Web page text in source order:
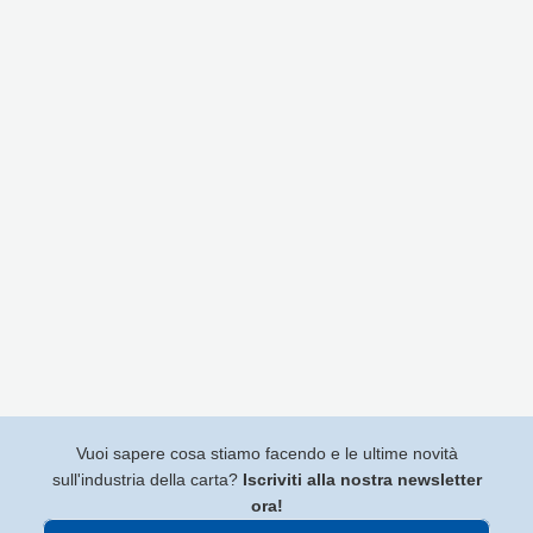
Vuoi sapere cosa stiamo facendo e le ultime novità
sull'industria della carta? Iscriviti alla nostra newsletter
ora!